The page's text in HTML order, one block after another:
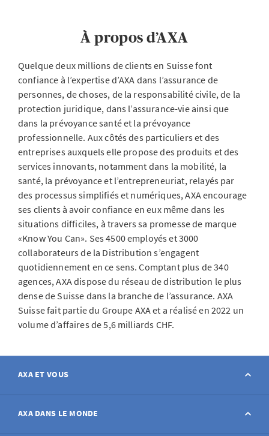
À propos d’AXA
Quelque deux millions de clients en Suisse font
confiance à l’expertise d’AXA dans l’assurance de
personnes, de choses, de la responsabilité civile, de la
protection juridique, dans l’assurance-vie ainsi que
dans la prévoyance santé et la prévoyance
professionnelle. Aux côtés des particuliers et des
entreprises auxquels elle propose des produits et des
services innovants, notamment dans la mobilité, la
santé, la prévoyance et l’entrepreneuriat, relayés par
des processus simplifiés et numériques, AXA encourage
ses clients à avoir confiance en eux même dans les
situations difficiles, à travers sa promesse de marque
«Know You Can». Ses 4500 employés et 3000
collaborateurs de la Distribution s’engagent
quotidiennement en ce sens. Comptant plus de 340
agences, AXA dispose du réseau de distribution le plus
dense de Suisse dans la branche de l’assurance. AXA
Suisse fait partie du Groupe AXA et a réalisé en 2022 un
volume d’affaires de 5,6 milliards CHF.
AXA ET VOUS
Contact
AXA DANS LE MONDE